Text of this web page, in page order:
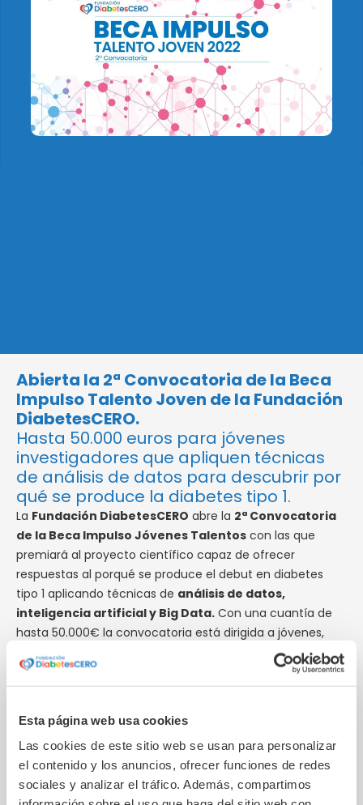
Esta página web usa cookies
Las cookies de este sitio web se usan para personalizar
el contenido y los anuncios, ofrecer funciones de redes
sociales y analizar el tráfico. Además, compartimos
Abierta la 2ª Convocatoria de la Beca
Impulso Talento Joven de la Fundación
DiabetesCERO.
Hasta 50.000 euros para jóvenes
investigadores que apliquen técnicas
de análisis de datos para descubrir por
qué se produce la diabetes tipo 1.
La Fundación DiabetesCERO abre la 2ª Convocatoria
de la Beca Impulso Jóvenes Talentos con las que
premiará al proyecto científico capaz de ofrecer
respuestas al porqué se produce el debut en diabetes
tipo 1 aplicando técnicas de análisis de datos,
inteligencia artificial y Big Data. Con una cuantía de
hasta 50.000€ la convocatoria está dirigida a jóvenes,
menores de 35 años, con distintos perfiles. Investigadores,
científicos, físicos o estadísticos que se encuentren en
un estadio intermedio de su carrera. Además, con una
de la tecnología de gestión de datos.
Con estabeca, la Fundación DiabetesCERO resalta y
pone en valor, el papel decisivo que el Big Dataya está